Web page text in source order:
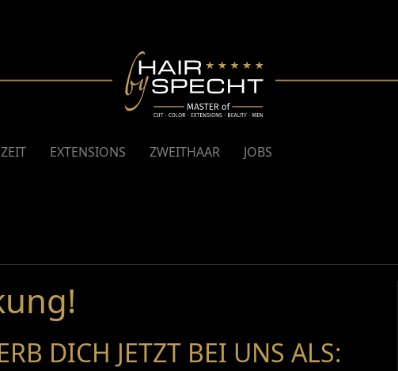
EXTENSIONS ZWEITHAAR JOBS
DICH JETZT BEI UNS ALS: